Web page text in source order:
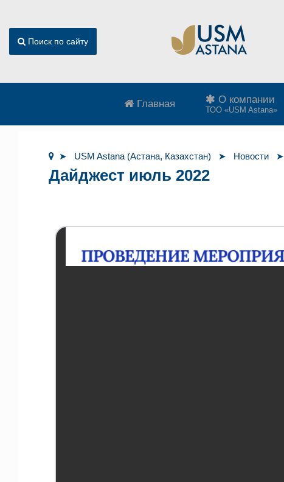
Поиск по сайту
Главная О компании
ТОО «USM Astana»
USM Astana (Астана, Казахстан) Новости
Дайджест июль 2022